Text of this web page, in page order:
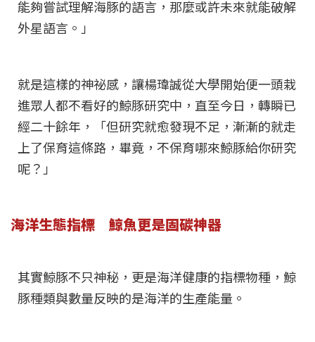
能夠嘗試理解海豚的語言，那麼或許未來就能破解
外星語言。」
就是這樣的神祕感，讓楊瑋誠從大學開始便一頭栽
進眾人都不看好的鯨豚研究中，直至今日，轉瞬已
經二十餘年，「但研究就愈發現不足，漸漸的就走
上了保育這條路，畢竟，不保育哪來鯨豚給你研究
呢？」
海洋生態指標 鯨魚更是固碳神器
其實鯨豚不只神秘，更是海洋健康的指標物種，鯨
豚種類與數量反映的是海洋的生產能量。